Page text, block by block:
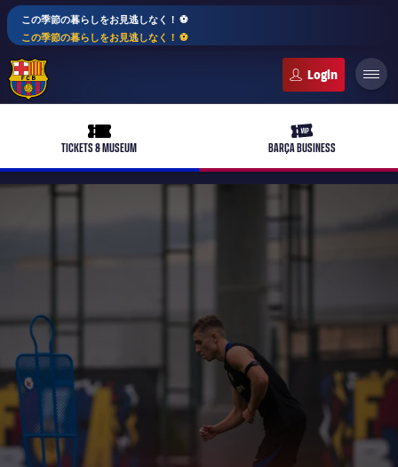
この季節の暮らしをお見逃しなく！ ⚽️
この季節の暮らしをお見逃しなく！ ⚽️
ticket-full
TICKETS & MUSEUM
ticket-vip
BARÇA BUSINESS
バルサアカデミー
plusicon
label.aria.plus
10年毎
会長
plusicon
label.aria.plus
女子サッカー
スケジュール
バルサAtlètic
plusicon
label.aria.plus
スケジュール
PLUSICON
LABEL.ARIA.PLUS